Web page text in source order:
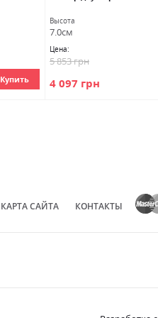
Купить
Высота
7.0см
Цена:
4 097 грн
5 853 грн
КАРТА САЙТА КОНТАКТЫ